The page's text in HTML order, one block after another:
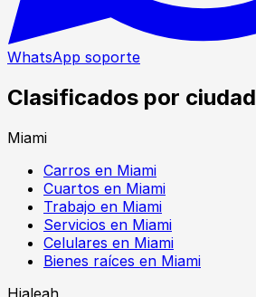
WhatsApp soporte
Clasificados por ciudad
Miami
Carros en Miami
Cuartos en Miami
Trabajo en Miami
Servicios en Miami
Celulares en Miami
Bienes raíces en Miami
Hialeah